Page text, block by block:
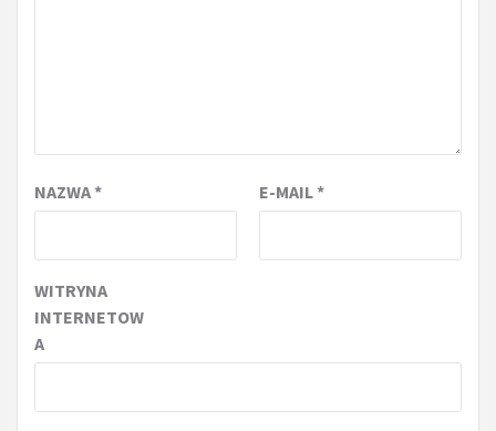
NAZWA* E-MAIL*
WITRYNA
INTERNETOW
A